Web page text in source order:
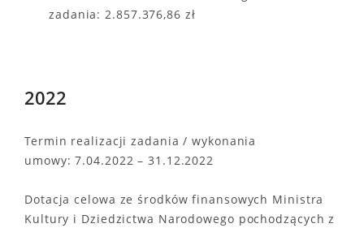
zadania: 2.857.376,86 zł
2022
Termin realizacji zadania / wykonania
umowy: 7.04.2022 – 31.12.2022
Dotacja celowa ze środków finansowych Ministra
Kultury i Dziedzictwa Narodowego pochodzących z